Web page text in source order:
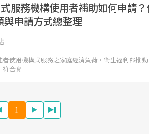
服務機構使用者補助如何申請
與申請方式總整理
者使用機構式服務之家庭經濟負荷，衛生福利部推
符合資
1
面對超高齡社會的浪潮，台灣
向「健康照護」的新時代。隨
心議題。然而，健檢不只是醫